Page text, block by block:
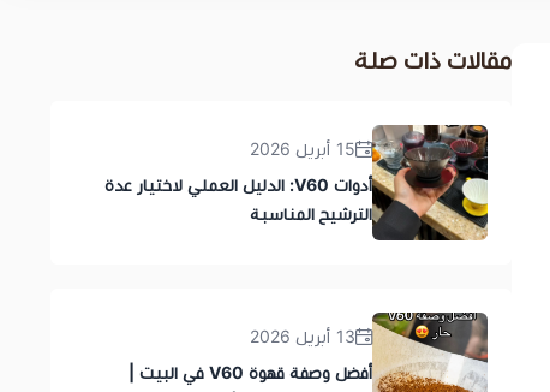
مقالات ذات صلة
15 أبريل 2026
أدوات V60: الدليل العملي لاختيار عدة
الترشيح المناسبة
13 أبريل 2026
أفضل وصفة قهوة V60 في البيت |